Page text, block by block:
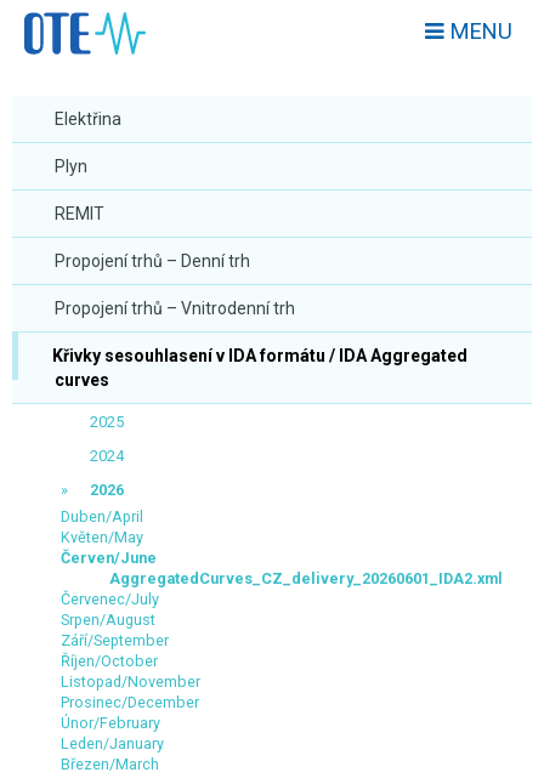
MENU
Elektřina
Plyn
REMIT
Propojení trhů – Denní trh
Propojení trhů – Vnitrodenní trh
Křivky sesouhlasení v IDA formátu / IDA Aggregated
curves
2025
2024
2026
Duben/April
Květen/May
Červen/June
AggregatedCurves_CZ_delivery_20260601_IDA2.xml
Červenec/July
Srpen/August
Září/September
Říjen/October
Listopad/November
Prosinec/December
Únor/February
Leden/January
Březen/March